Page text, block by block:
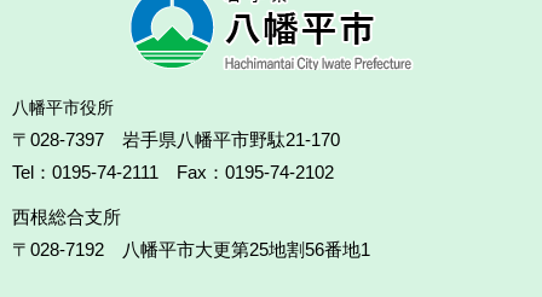
八幡平市役所
〒028-7397 岩手県八幡平市野駄21-170
Tel：0195-74-2111 Fax：0195-74-2102
西根総合支所
〒028-7192
八幡平市大更第25地割56番地1